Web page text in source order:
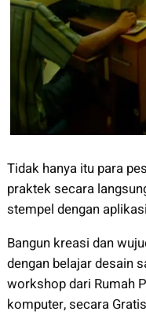
Tidak hanya itu para
praktek secara
stempel dengan
Bangun kreasi dan
dengan belajar desain
workshop dari Rumah
komputer, secara